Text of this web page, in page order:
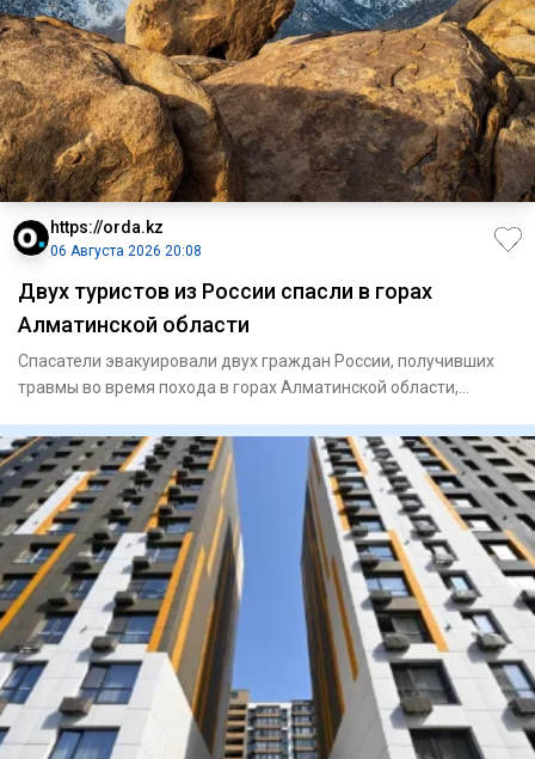
https://orda.kz
06 Августа 2026 20:08
Двух туристов из России спасли в горах
Алматинской области
Спасатели эвакуировали двух граждан России, получивших
травмы во время похода в горах Алматинской области,